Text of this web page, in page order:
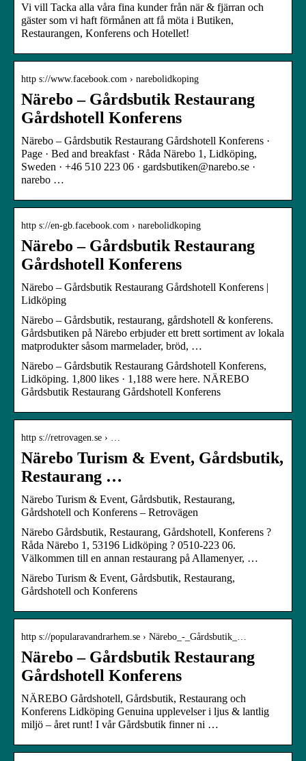
Vi vill Tacka alla våra fina kunder från när & fjärran och
gäster som vi haft förmånen att få möta i Butiken,
Restaurangen, Konferens och Hotellet!
http s://www.facebook.com › narebolidkoping
Närebo – Gårdsbutik Restaurang
Gårdshotell Konferens
Närebo – Gårdsbutik Restaurang Gårdshotell Konferens ·
Page · Bed and breakfast · Råda Närebo 1, Lidköping,
Sweden · +46 510 223 06 · gardsbutiken@narebo.se ·
narebo …
http s://en-gb.facebook.com › narebolidkoping
Närebo – Gårdsbutik Restaurang
Gårdshotell Konferens
Närebo – Gårdsbutik Restaurang Gårdshotell Konferens |
Lidköping
Närebo – Gårdsbutik, restaurang, gårdshotell & konferens.
Gårdsbutiken på Närebo erbjuder ett brett sortiment av lokala
matprodukter såsom marmelader, bröd, …
Närebo – Gårdsbutik Restaurang Gårdshotell Konferens,
Lidköping. 1,800 likes · 1,188 were here. NÄREBO
Gårdsbutik Restaurang Gårdshotell Konferens
http s://retrovagen.se › …
Närebo Turism & Event, Gårdsbutik,
Restaurang …
Närebo Turism & Event, Gårdsbutik, Restaurang,
Gårdshotell och Konferens – Retrovägen
Närebo Gårdsbutik, Restaurang, Gårdshotell, Konferens ?
Råda Närebo 1, 53196 Lidköping ? 0510-223 06.
Välkommen till en annan restaurang på Allamenyer, …
Närebo Turism & Event, Gårdsbutik, Restaurang,
Gårdshotell och Konferens
http s://popularavandrarhem.se › Närebo_-_Gårdsbutik_…
Närebo – Gårdsbutik Restaurang
Gårdshotell Konferens
NÄREBO Gårdshotell, Gårdsbutik, Restaurang och
Konferens Lidköping Genuina upplevelser i ljus & lantlig
miljö – året runt! I vår Gårdsbutik finner ni …